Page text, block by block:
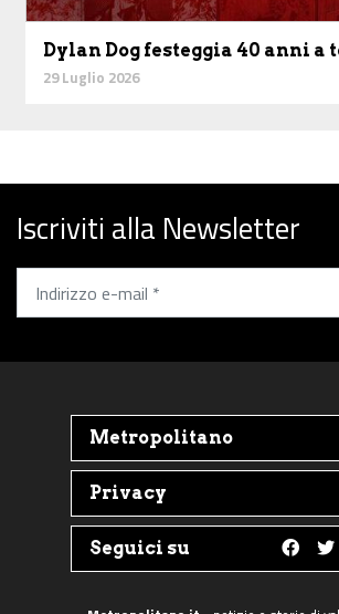
Dylan Dog festeggia 40 anni a
29 Luglio 2026
Iscriviti alla Newsletter
Metropolitano
Privacy
Seguici su